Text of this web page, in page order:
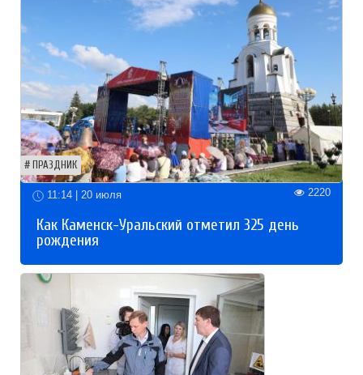
ПРАЗДНИК
11:14 | 20 июля 2220
Как Каменск-Уральский отметил 325 день
рождения